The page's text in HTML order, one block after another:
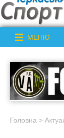
МЕНЮ
Головна >